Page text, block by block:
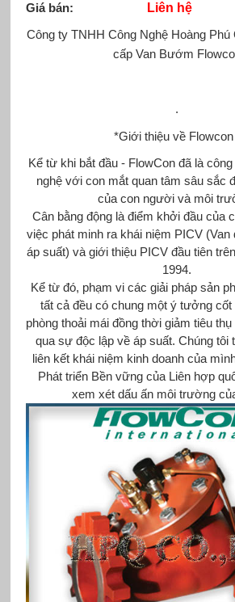
Giá bán:
Liên hệ
Công ty TNHH Công Nghệ Hoàng
cấpVan Bướm
.
*Giới thiệu về Flowcon
Kể từ khi bắt đầu - FlowCon đã là
nghệ với con mắt quan tâm sâu sắc
của con người và môi
Cân bằng động là điểm khởi đầu của
việc phát minh ra khái niệm PICV (Van
áp suất) và giới thiệu PICV đầu tiên
1994.
Kể từ đó, phạm vi các giải pháp sản
tất cả đều có chung một ý tưởng cốt
phòng thoải mái đồng thời giảm tiêu
qua sự độc lập về áp suất. Chúng tôi
liên kết khái niệm kinh doanh của
Phát triển Bền vững của Liên hợp
xem xét dấu ấn môi trường